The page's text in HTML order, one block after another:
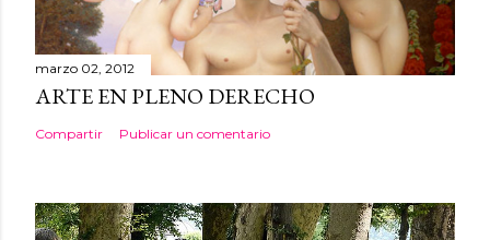
marzo 02, 2012
ARTE EN PLENO DERECHO
Compartir Publicar un comentario